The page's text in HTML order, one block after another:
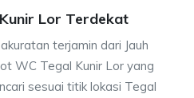
Lor Terdekat
terjamin dari Jauh
WC Tegal Kunir Lor yang
sesuai titik lokasi Tegal